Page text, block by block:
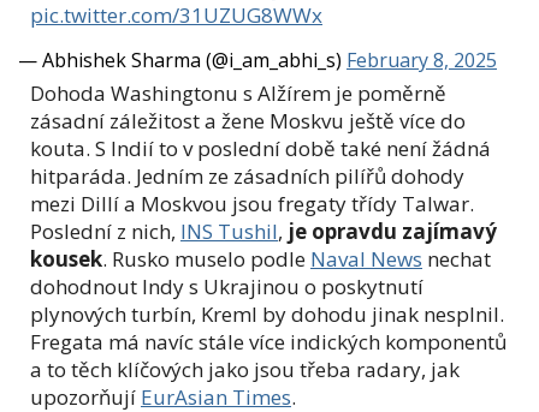
pic.twitter.com/31UZUG8WWx
— Abhishek Sharma (@i_am_abhi_s) February 8, 2025
Dohoda Washingtonu s Alžírem je poměrně
zásadní záležitost a žene Moskvu ještě více do
kouta. S Indií to v poslední době také není žádná
hitparáda. Jedním ze zásadních pilířů dohody
mezi Dillí a Moskvou jsou fregaty třídy Talwar.
Poslední z nich, INS Tushil, je opravdu zajímavý
kousek. Rusko muselo podle Naval News nechat
dohodnout Indy s Ukrajinou o poskytnutí
plynových turbín, Kreml by dohodu jinak nesplnil.
Fregata má navíc stále více indických komponentů
a to těch klíčových jako jsou třeba radary, jak
upozorňují EurAsian Times.